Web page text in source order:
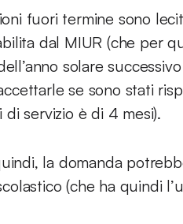
fuori termine sono
dal MIUR (che per
solare
se sono stati
servizio è di 4 mesi).
la domanda
(che ha quindi